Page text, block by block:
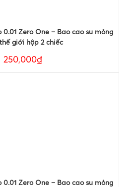
Zero One – Bao cao su mỏng
giới hộp 2 chiếc
250,000₫
Zero One – Bao cao su mỏng